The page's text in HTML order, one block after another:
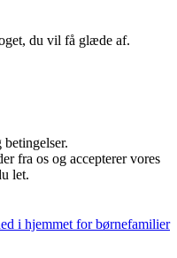
du vil få glæde af.
fra os og accepterer vores
let.
i hjemmet for børnefamilier